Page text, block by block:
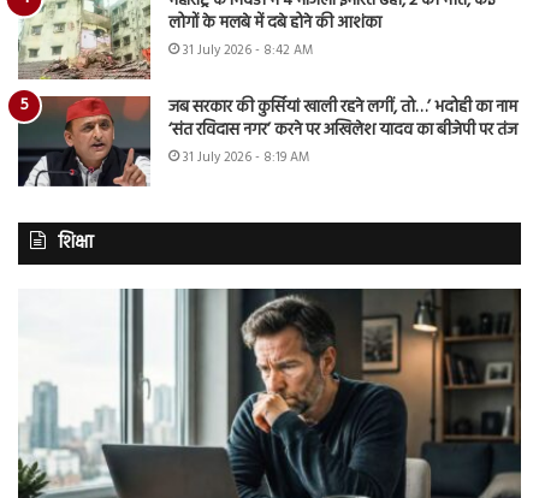
लोगों के मलबे में दबे होने की आशंका
31 July 2026 - 8:42 AM
जब सरकार की कुर्सियां खाली रहने लगीं, तो…’ भदोही का नाम
‘संत रविदास नगर’ करने पर अखिलेश यादव का बीजेपी पर तंज
31 July 2026 - 8:19 AM
शिक्षा